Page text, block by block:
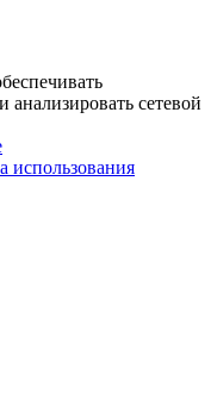
сетевой
использования